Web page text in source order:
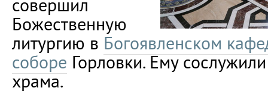
совершил
Божественную
литургию в Богоявленском
соборе Горловки. Ему
храма.